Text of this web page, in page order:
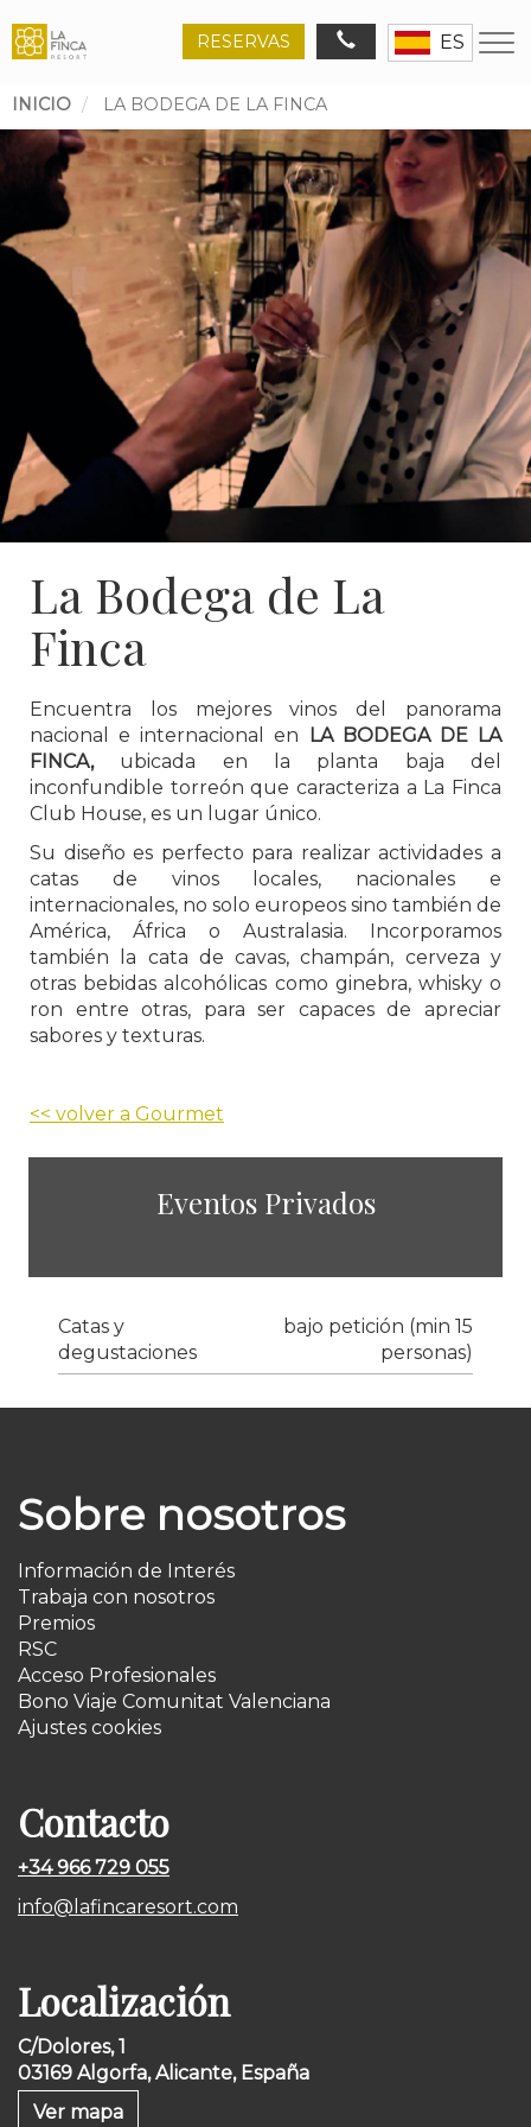
RESERVAS ES
Ruta
de
navegación
INICIO LA BODEGA DE LA FINCA
La Bodega de La
Finca
Encuentra los mejores vinos del panorama
nacional e internacional en
LA BODEGA DE LA
FINCA,ubicada en la planta baja del
inconfundible torreón que caracteriza a La Finca
Club House, es un lugar único.
Su diseño es perfecto para realizar actividades a
catas de vinos locales, nacionales e
internacionales, no solo europeos sino también de
América, África o Australasia. Incorporamos
también la cata de cavas, champán, cerveza y
otras bebidas alcohólicas como ginebra, whisky o
ron entre otras, para ser capaces de apreciar
sabores y texturas.
<< volver a Gourmet
Eventos Privados
Catas y
degustaciones
bajo petición (min 15
personas)
Sobre nosotros
Información de Interés
Trabaja con nosotros
Premios
RSC
Acceso Profesionales
Bono Viaje Comunitat Valenciana
Ajustes cookies
Contacto
+34 966 729 055
info@lafincaresort.com
Localización
C/Dolores, 1
03169 Algorfa, Alicante, España
Ver mapa